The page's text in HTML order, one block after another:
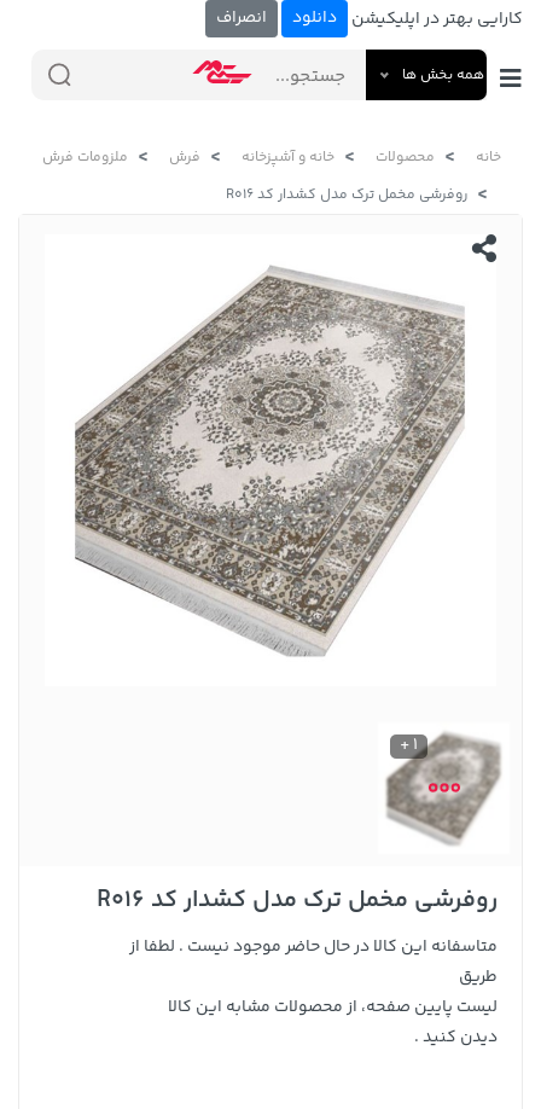
کارایی بهتر در اپلیکیشن دانلود انصراف
همه بخش ها
خانه محصولات خانه و آشپزخانه فرش
ملزومات فرش
روفرشی مخمل ترک مدل کشدار کد R016
1 +
روفرشی مخمل ترک مدل کشدار کد R016
متاسفانه این کالا در حال حاضر موجود نیست . لطفا از
طریق
لیست پایین صفحه، از محصولات مشابه این کالا
دیدن کنید .